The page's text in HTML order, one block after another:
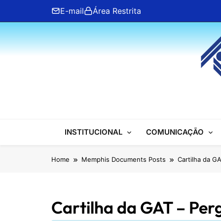
content
E-mail Área Restrita
ANFIP Nacional
INSTITUCIONAL COMUNICAÇÃO
Home Memphis Documents Posts Cartilha da
Cartilha da GAT –